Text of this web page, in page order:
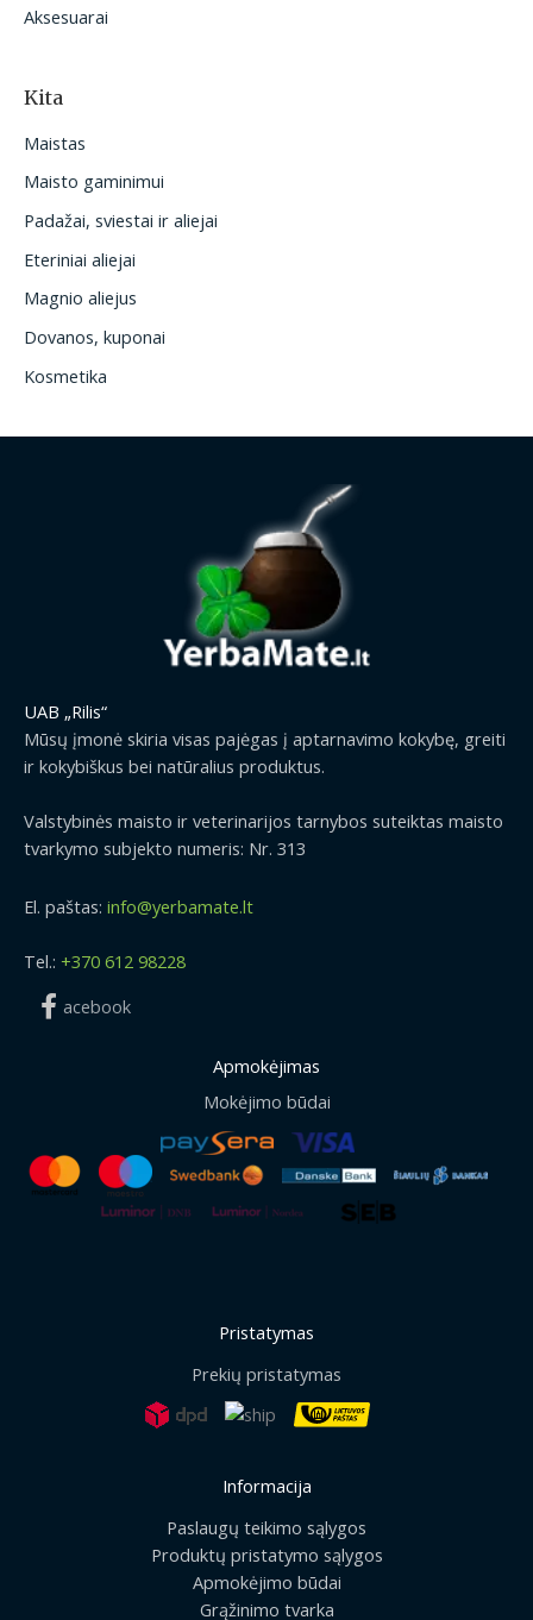
Aksesuarai
Kita
Maistas
Maisto gaminimui
Padažai, sviestai ir aliejai
Eteriniai aliejai
Magnio aliejus
Dovanos, kuponai
Kosmetika
UAB „Rilis“
Mūsų įmonė skiria visas pajėgas į aptarnavimo kokybę, greiti
ir kokybiškus bei natūralius produktus.
Valstybinės maisto ir veterinarijos tarnybos suteiktas maisto
tvarkymo subjekto numeris: Nr. 313
El. paštas: info@yerbamate.lt
Tel.: +370 612 98228
acebook
Apmokėjimas
Mokėjimo būdai
Pristatymas
Prekių pristatymas
Informacija
Paslaugų teikimo sąlygos
Produktų pristatymo sąlygos
Apmokėjimo būdai
Grąžinimo tvarka